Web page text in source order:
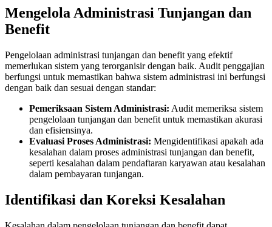
Mengelola Administrasi Tunjangan dan
Benefit
Pengelolaan administrasi tunjangan dan benefit yang efektif
memerlukan sistem yang terorganisir dengan baik. Audit penggajian
berfungsi untuk memastikan bahwa sistem administrasi ini berfungsi
dengan baik dan sesuai dengan standar:
Pemeriksaan Sistem Administrasi: Audit memeriksa sistem
pengelolaan tunjangan dan benefit untuk memastikan akurasi
dan efisiensinya.
Evaluasi Proses Administrasi: Mengidentifikasi apakah ada
kesalahan dalam proses administrasi tunjangan dan benefit,
seperti kesalahan dalam pendaftaran karyawan atau kesalahan
dalam pembayaran tunjangan.
Identifikasi dan Koreksi Kesalahan